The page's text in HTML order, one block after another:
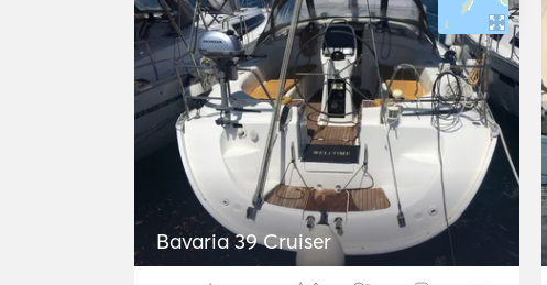
Bavaria 39 Cruiser